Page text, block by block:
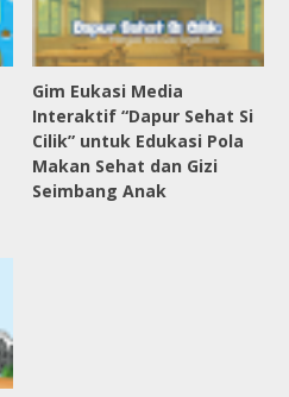
Gim Eukasi Media
Interaktif “Dapur Sehat Si
Cilik” untuk Edukasi Pola
Makan Sehat dan Gizi
Seimbang Anak